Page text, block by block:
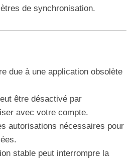
de synchronisation.
due à une application obsolète
être désactivé par
avec votre compte.
autorisations nécessaires pour
stable peut interrompre la